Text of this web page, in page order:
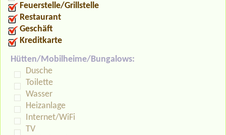
Feuerstelle/Grillstelle
Restaurant
Geschäft
Kreditkarte
Hütten/Mobilheime/Bungalows:
Dusche
Toilette
Wasser
Heizanlage
Internet/WiFi
TV